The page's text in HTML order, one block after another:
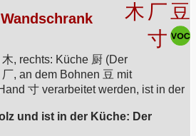
木 厂 豆
寸
, rechts: Küche 厨 (Der
, an dem Bohnen 豆 mit
寸 verarbeitet werden, ist in der
und ist in der Küche: Der